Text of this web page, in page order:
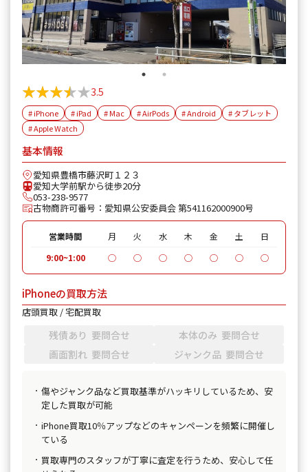
★★★★★
★★★★★3.5
# iPhone # iPad # Mac # AirPods # Android
# タブレット
# Apple Watch
基本情報
愛知県豊橋市藤沢町１２３
愛知大学前駅から徒歩20分
053-238-9577
古物商許可番号：愛知県公安委員会 第541162000900号
営業時間 月 火 水 木 金 土
日
9:00~1:00
◯ ◯ ◯ ◯ ◯ ◯ ◯
iPhoneの買取方法
店頭買取 / 宅配買取
残債あり 要問合せ
本体のみ 要問合せ
画面割れ 要問合せ
ジャンク品 要問合せ
傷やジャンク品など買取基準がハッキリしているため、安
定した買取が可能
iPhone買取10％アップなどのキャンペーンを頻繁に開催し
ている
買取専門のスタッフが丁寧に査定を行うため、安心して任